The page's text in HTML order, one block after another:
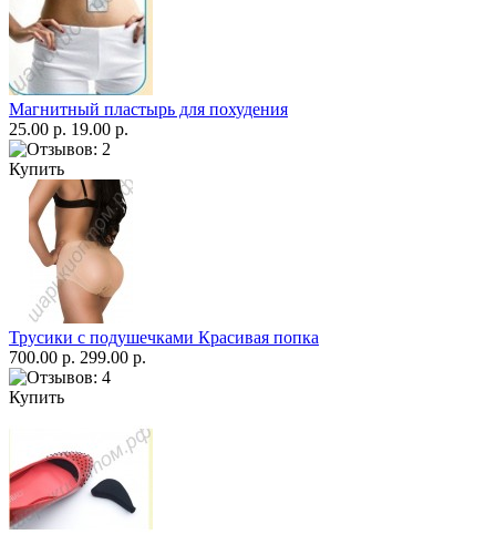
Магнитный пластырь для похудения
25.00 р. 19.00 р.
Купить
Трусики с подушечками Красивая попка
700.00 р. 299.00 р.
Купить